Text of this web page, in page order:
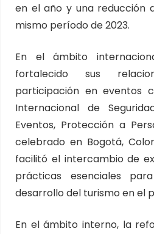
en el año y una reducción
mismo período de 2023.
En el ámbito
fortalecido sus
participación en eventos
Internacional de
Eventos, Protección a
celebrado en Bogotá,
facilitó el intercambio de
prácticas esenciales
desarrollo del turismo en el
En el ámbito interno, la